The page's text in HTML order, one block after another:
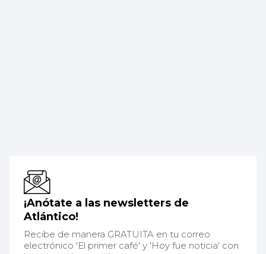
¡Anótate a las newsletters de
Atlántico!
Recibe de manera GRATUITA en tu correo
electrónico 'El primer café' y 'Hoy fue noticia' con